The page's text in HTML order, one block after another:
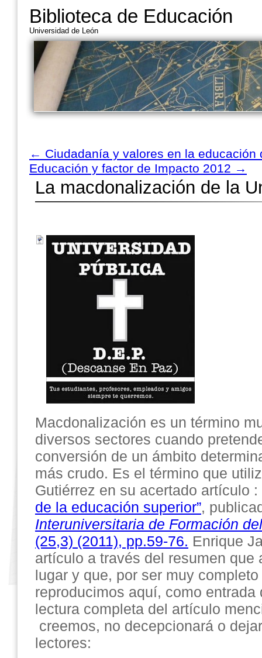
Biblioteca de Educación
Universidad de León
← Ciudadanía y valores en la educación
Educación y factor de Impacto 2012 →
La macdonalización de la
Macdonalización es un término
diversos sectores cuando
conversión de un ámbito
más crudo. Es el término que
Gutiérrez en su acertado artículo :
de la educación superior”,
Interuniversitaria de Formación
(25,3) (2011), pp.59-76. Enrique
artículo a través del resumen que
lugar y que, por ser muy
reproducimos aquí, como
lectura completa del artículo
creemos, no decepcionará o
lectores: